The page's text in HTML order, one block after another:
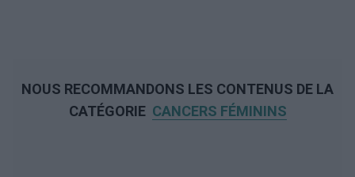
NOUS RECOMMANDONS LES CONTENUS DE LA
CATÉGORIE CANCERS FÉMININS